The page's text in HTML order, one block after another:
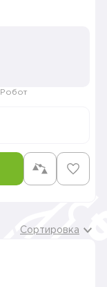
Робот
Сортировка